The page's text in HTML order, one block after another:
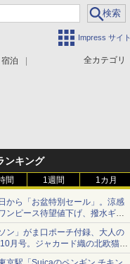
Impress サイト
全カテゴリ
宿泊
ンキング
間 1週間 1カ月
から「お盆特別セール」。涼感
ンピース待望値下げ、撥水ギア
円に
ン」がま口ポーチ付録、大人の
月号。ジャカード織の北欧猫デ